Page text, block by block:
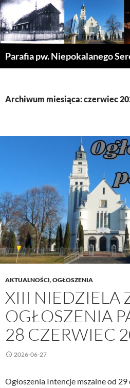
Parafia pw. Niepokalanego
Archiwum miesiąca: czerwiec
AKTUALNOŚCI,OGŁOSZENIA
XIII NIEDZIELA
OGŁOSZENIA
28 CZERWIEC
2026-06-27
Ogłoszenia Intencje mszalne od